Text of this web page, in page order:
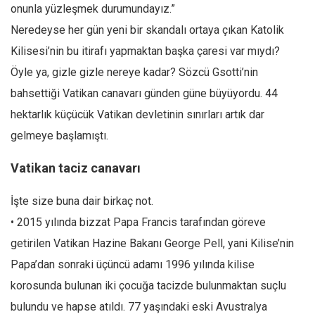
Kategoriler
Kültür Sanat
Kitap
Karisi kitap sualleri
7 soruda bu hafta
Ekonomi
Manzara
Sağlık
Gıda-Beslenme
Hayat
Türkiye
Siyaset
Dünya
onunla yüzleşmek durumundayız.”
Neredeyse her gün yeni bir skandalı ortaya çıkan Katolik
Kilisesi’nin bu itirafı yapmaktan başka çaresi var mıydı?
Öyle ya, gizle gizle nereye kadar? Sözcü Gsotti’nin
bahsettiği Vatikan canavarı günden güne büyüyordu. 44
hektarlık küçücük Vatikan devletinin sınırları artık dar
gelmeye başlamıştı.
Vatikan taciz canavarı
İşte size buna dair birkaç not.
• 2015 yılında bizzat Papa Francis tarafından göreve
getirilen Vatikan Hazine Bakanı George Pell, yani Kilise’nin
Papa’dan sonraki üçüncü adamı 1996 yılında kilise
korosunda bulunan iki çocuğa tacizde bulunmaktan suçlu
bulundu ve hapse atıldı. 77 yaşındaki eski Avustralya